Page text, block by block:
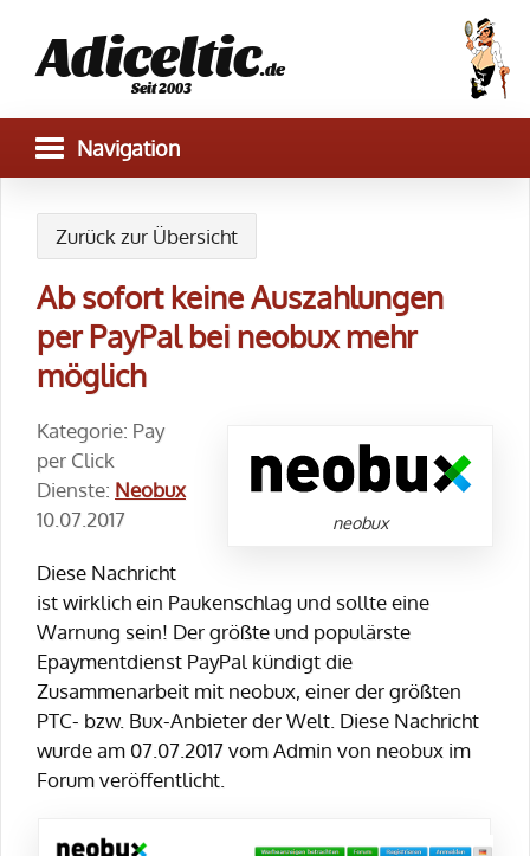
Adiceltic.de
Seit 2003
Zurück zur Übersicht
Ab sofort keine Auszahlungen
per PayPal bei neobux mehr
möglich
neobux
Kategorie: Pay
per Click
Dienste: Neobux
10.07.2017
Diese Nachricht
ist wirklich ein Paukenschlag und sollte eine
Warnung sein! Der größte und populärste
Epaymentdienst PayPal kündigt die
Zusammenarbeit mit neobux, einer der größten
PTC- bzw. Bux-Anbieter der Welt. Diese Nachricht
wurde am 07.07.2017 vom Admin von neobux im
Forum veröffentlicht.